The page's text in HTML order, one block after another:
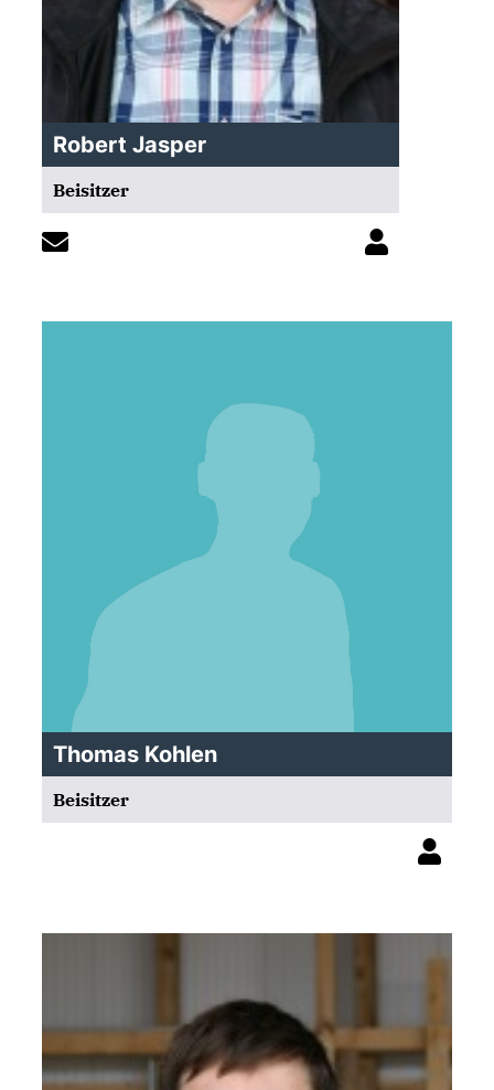
Robert Jasper
Beisitzer
Thomas Kohlen
Beisitzer